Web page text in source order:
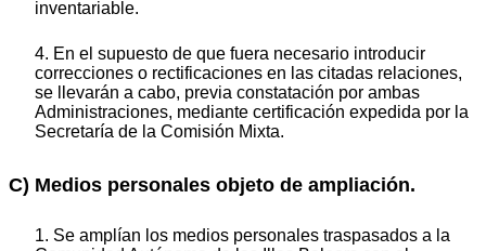
inventariable.
4. En el supuesto de que fuera necesario introducir
correcciones o rectificaciones en las citadas relaciones,
se llevarán a cabo, previa constatación por ambas
Administraciones, mediante certificación expedida por la
Secretaría de la Comisión Mixta.
C) Medios personales objeto de ampliación.
1. Se amplían los medios personales traspasados a la